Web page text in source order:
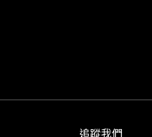
追蹤我們